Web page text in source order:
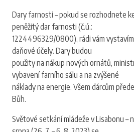
Dary farnosti – pokud se rozhodnete
peněžitý dar farnosti (č.ú.:
1224496329/0800), rádi vám
daňové účely. Dary budou
použity na nákup nových ornátů,
vybavení farního sálu a na zvýšené
náklady na energie. Všem dárcům
Bůh.
Světové setkání mládeže v Lisabonu –